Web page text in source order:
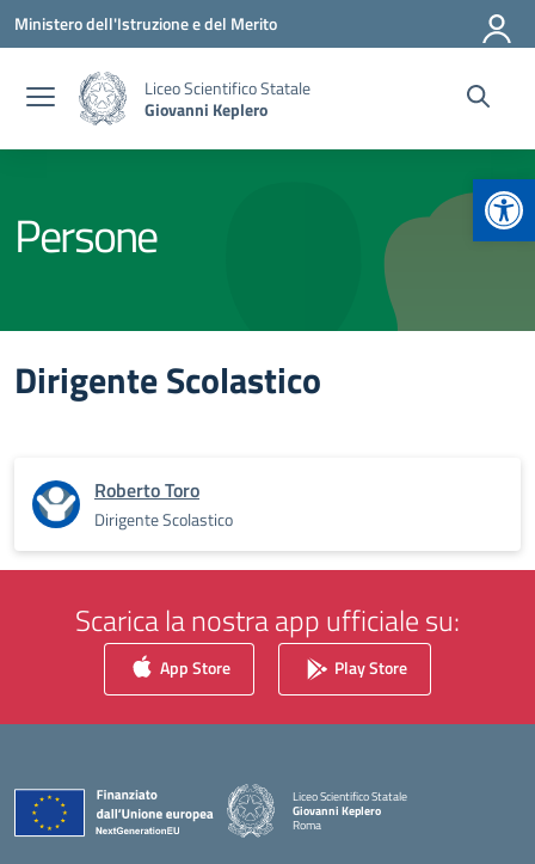
Vai ai contenuti
Vai al menu di navigazione
Vai al footer
Ministero dell'Istruzione e del Merito
Liceo Scientifico Statale
Giovanni Keplero
Persone
Dirigente Scolastico
Roberto Toro
Dirigente Scolastico
Scarica la nostra app ufficiale su:
App Store Play Store
Liceo Scientifico Statale
Giovanni Keplero
Roma